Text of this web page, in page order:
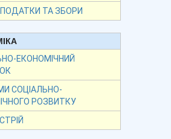
ПОДАТКИ ТА ЗБОРИ
ЕКОНОМІЧНИЙ
СОЦІАЛЬНО-
РОЗВИТКУ